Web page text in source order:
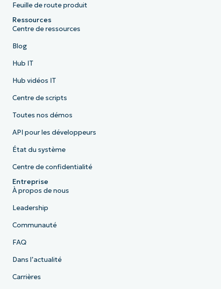
Feuille de route produit
Ressources
Centre de ressources
Blog
Hub IT
Hub vidéos IT
Centre de scripts
Toutes nos démos
API pour les développeurs
État du système
Centre de confidentialité
Entreprise
À propos de nous
Leadership
Communauté
FAQ
Dans l’actualité
Carrières